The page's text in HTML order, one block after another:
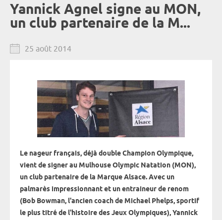
Yannick Agnel signe au MON,
un club partenaire de la M...
25 août 2014
Le nageur français, déjà double Champion Olympique,
vient de signer au Mulhouse Olympic Natation (MON),
un club partenaire de la Marque Alsace. Avec un
palmarès impressionnant et un entraineur de renom
(Bob Bowman, l'ancien coach de Michael Phelps, sportif
le plus titré de l'histoire des Jeux Olympiques), Yannick